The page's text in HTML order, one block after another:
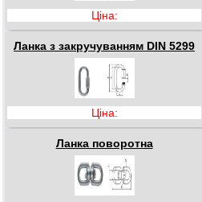
Ціна:
Ланка з закручуванням DIN 5299
Ціна:
Ланка поворотна